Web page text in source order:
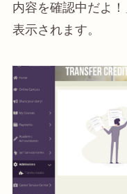
内容を確認中だよ
表示されます。